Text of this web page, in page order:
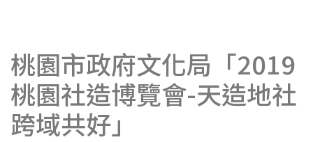
桃園市政府文化局「2019
桃園社造博覽會-天造地社
跨域共好」